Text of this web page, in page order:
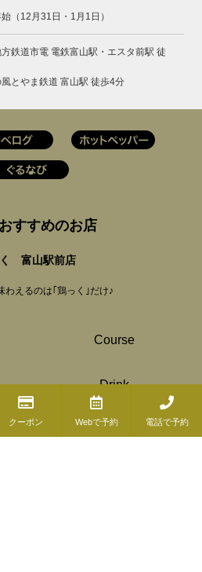
（12月31日・1月1日）
鉄道市電 電鉄富山駅・エスタ前駅 徒
とやま鉄道 富山駅 徒歩4分
すすめのお店
富山駅前店
わえるのは｢鶏っく｣だけ♪
Course
Drink
DINER). All Rights Reserved.
クーポン Webで予約 電話で予約